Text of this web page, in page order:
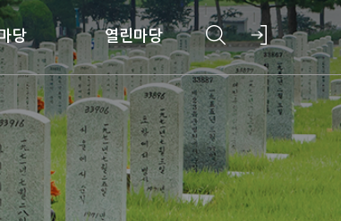
당 열린마당